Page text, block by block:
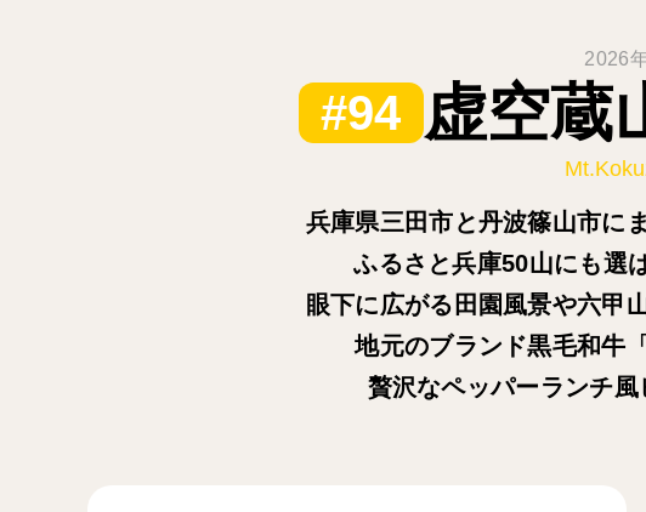
2026
#94 虚空蔵
兵庫県三田市と丹波篠山市に
ふるさと兵庫50山にも選
眼下に広がる田園風景や六甲
地元のブランド黒毛和牛
贅沢なペッパーランチ風